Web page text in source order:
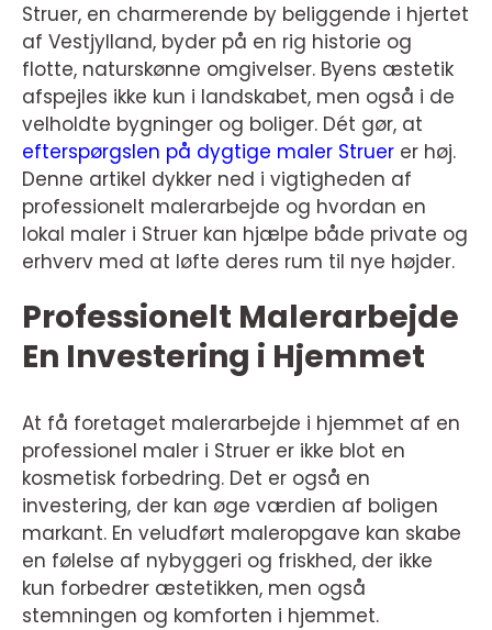
Struer, en charmerende by beliggende i hjertet
af Vestjylland, byder på en rig historie og
flotte, naturskønne omgivelser. Byens æstetik
afspejles ikke kun i landskabet, men også i de
velholdte bygninger og boliger. Dét gør, at
efterspørgslen på dygtige maler Struer er høj.
Denne artikel dykker ned i vigtigheden af
professionelt malerarbejde og hvordan en
lokal maler i Struer kan hjælpe både private og
erhverv med at løfte deres rum til nye højder.
Professionelt Malerarbejde
En Investering i Hjemmet
At få foretaget malerarbejde i hjemmet af en
professionel maler i Struer er ikke blot en
kosmetisk forbedring. Det er også en
investering, der kan øge værdien af boligen
markant. En veludført maleropgave kan skabe
en følelse af nybyggeri og friskhed, der ikke
kun forbedrer æstetikken, men også
stemningen og komforten i hjemmet.